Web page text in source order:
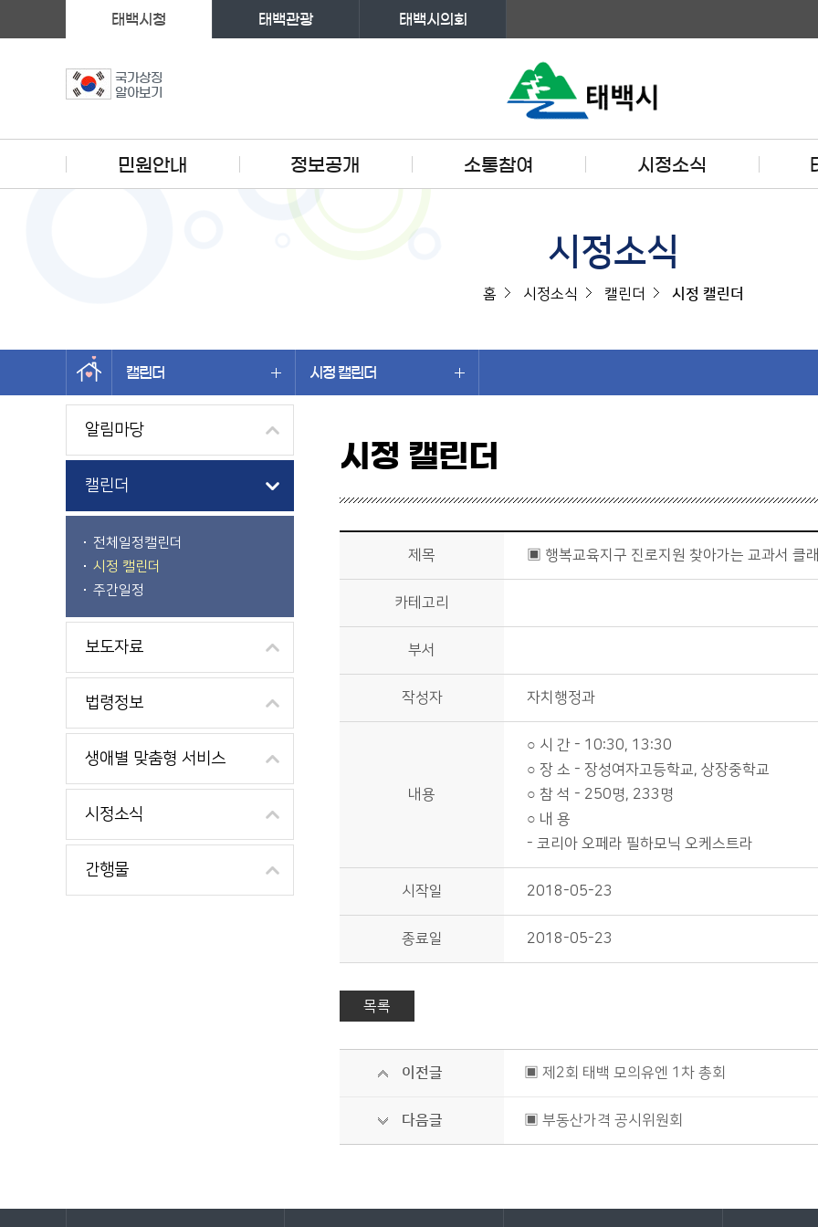
국가상징
알아보기
태백시청 태백관광 태백시의회
민원안내 정보공개 소통참여 시정소식
시정소식
홈 시정소식 캘린더 시정 캘린더
캘린더 시정 캘린더
왼쪽메뉴
알림마당
캘린더
전체일정캘린더
시정 캘린더
주간일정
보도자료
법령정보
생애별 맞춤형 서비스
시정소식
간행물
시정 캘린더
시정소식>시정 캘린더 상세보기 - 제목, 카테고리, 부서, 작성자, 내용, 시작일, 종료일 제공
제목 ▣ 행복교육지구 진로지원 찾아가는 교과서 클
카테고리
부서
작성자 자치행정과
내용
○ 시 간 - 10:30, 13:30
○ 장 소 - 장성여자고등학교, 상장중학교
○ 참 석 - 250명, 233명
○ 내 용
- 코리아 오페라 필하모닉 오케스트라
시작일 2018-05-23
종료일 2018-05-23
목록
이전글 ▣ 제2회 태백 모의유엔 1차 총회
다음글 ▣ 부동산가격 공시위원회